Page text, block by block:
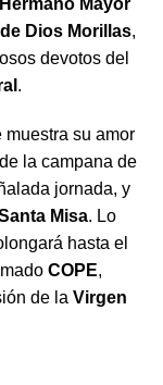
Hermano Mayor
Dios Morillas,
devotos del
.
su amor
la campana de
jornada, y
Misa. Lo
hasta el
COPE,
de la Virgen